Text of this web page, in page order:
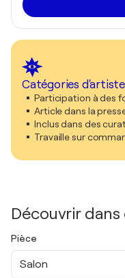
Catégories
Participation à des
Article dans la
Inclus dans des
Travaille sur
Découvrir
Pièce
Salon